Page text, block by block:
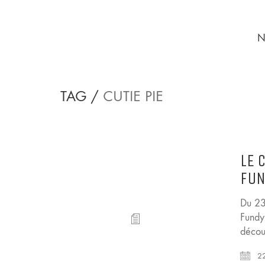
TAG / CUTIE PIE
LE
Du